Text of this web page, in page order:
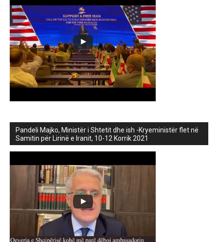
Pandeli Majko, Ministër i Shtetit dhe ish -Kryeministër flet në
Samitin për Lirinë e Iranit, 10-12 Korrik 2021